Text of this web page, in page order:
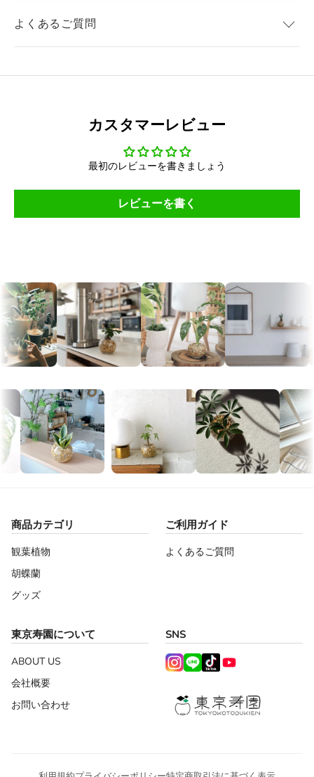
よくあるご質問
カスタマーレビュー
最初のレビューを書きましょう
レビューを書く
商品カテゴリ
観葉植物
胡蝶蘭
グッズ
ご利用ガイド
よくあるご質問
東京寿園について
ABOUT US
会社概要
お問い合わせ
SNS